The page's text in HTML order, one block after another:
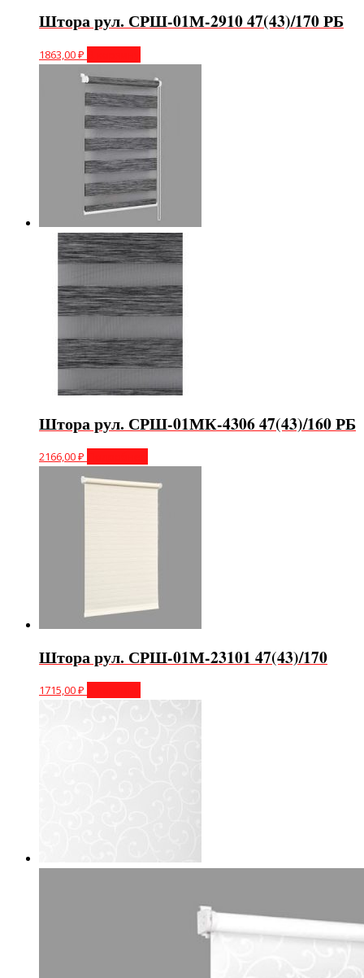
Штора рул. СРШ-01М-2910 47(43)/170 РБ
1863,00₽
Штора рул. СРШ-01МК-4306 47(43)/160 РБ
2166,00₽
Штора рул. СРШ-01М-23101 47(43)/170
1715,00₽